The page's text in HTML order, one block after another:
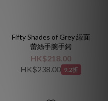
Fifty Shades of Grey 緞面
蕾絲手腕手銬
HK$218.00
HK$238.00 9.2折